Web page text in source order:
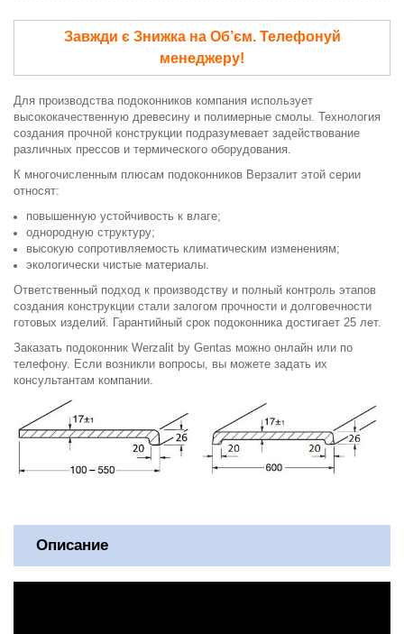
Завжди є Знижка на Об’єм. Телефонуй
менеджеру!
Для производства подоконников компания использует
высококачественную древесину и полимерные смолы. Технология
создания прочной конструкции подразумевает задействование
различных прессов и термического оборудования.
К многочисленным плюсам подоконников Верзалит этой серии
относят:
повышенную устойчивость к влаге;
однородную структуру;
высокую сопротивляемость климатическим изменениям;
экологически чистые материалы.
Ответственный подход к производству и полный контроль этапов
создания конструкции стали залогом прочности и долговечности
готовых изделий. Гарантийный срок подоконника достигает 25 лет.
Заказать подоконник Werzalit by Gentas можно онлайн или по
телефону. Если возникли вопросы, вы можете задать их
консультантам компании.
Описание